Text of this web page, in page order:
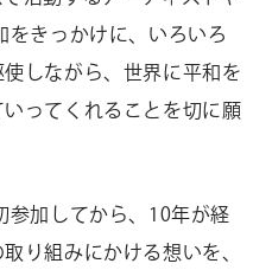
をきっかけに、いろいろ
しながら、世界に平和を
ってくれることを切に願
参加してから、10年が経
り組みにかける想いを、